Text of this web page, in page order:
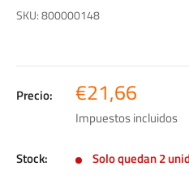
SKU:800000148
Precio: Precio
de
venta
€21,66
Impuestos incluidos
Stock: Solo quedan 2